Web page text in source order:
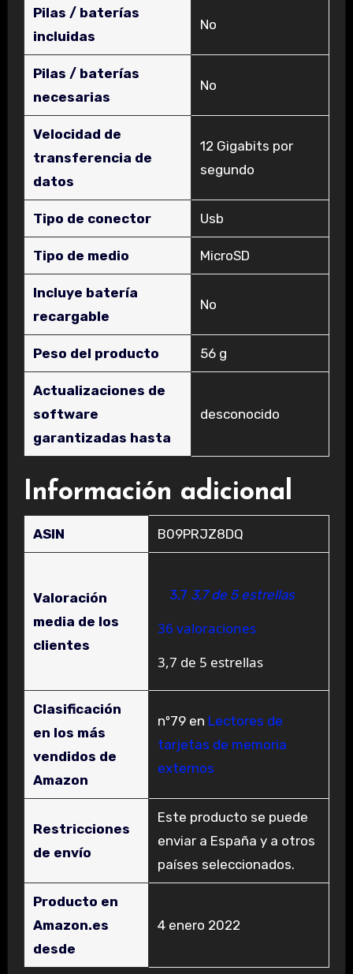
Pilas / baterías
incluidas
‎No
Pilas / baterías
necesarias
‎No
Velocidad de
transferencia de
datos
‎12 Gigabits por
segundo
Tipo de conector ‎Usb
Tipo de medio ‎MicroSD
Incluye batería
recargable
‎No
Peso del producto ‎56 g
Actualizaciones de
software
garantizadas hasta
‎desconocido
Información adicional
ASIN B09PRJZ8DQ
Valoración
media de los
clientes
3,7 3,7 de 5 estrellas
36 valoraciones
3,7 de 5 estrellas
Clasificación
en los más
vendidos de
Amazon
nº79 en Lectores de
tarjetas de memoria
externos
Restricciones
de envío
Este producto se puede
enviar a España y a otros
países seleccionados.
Producto en
Amazon.es
desde
4 enero 2022